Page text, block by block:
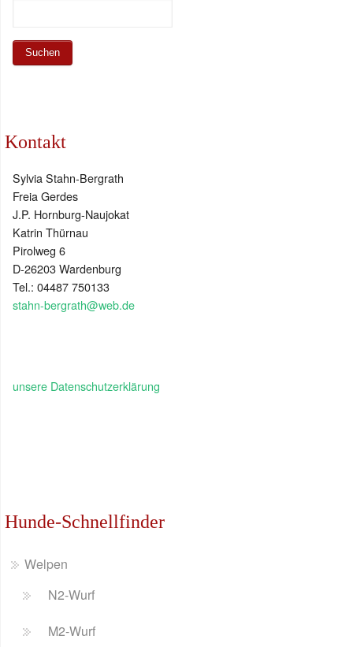
Kontakt
Sylvia Stahn-Bergrath
Freia Gerdes
J.P. Hornburg-Naujokat
Katrin Thürnau
Pirolweg 6
D-26203 Wardenburg
Tel.: 04487 750133
stahn-bergrath@web.de
unsere Datenschutzerklärung
Hunde-Schnellfinder
Welpen
N2-Wurf
M2-Wurf